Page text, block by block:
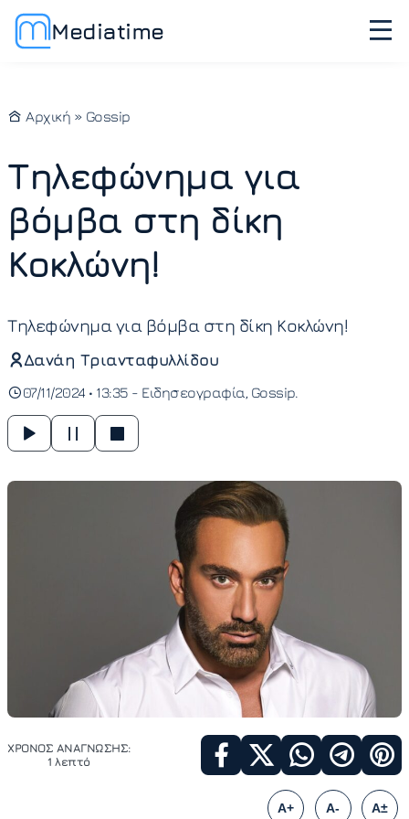
Mediatime
Αρχική » Gossip
Τηλεφώνημα για
βόμβα στη δίκη
Κοκλώνη!
Τηλεφώνημα για βόμβα στη δίκη Κοκλώνη!
Δανάη Τριανταφυλλίδου
07/11/2024 • 13:35 - Ειδησεογραφία Gossip
ΧΡΟΝΟΣ ΑΝΑΓΝΩΣΗΣ:
1 λεπτό
A+ A- A±